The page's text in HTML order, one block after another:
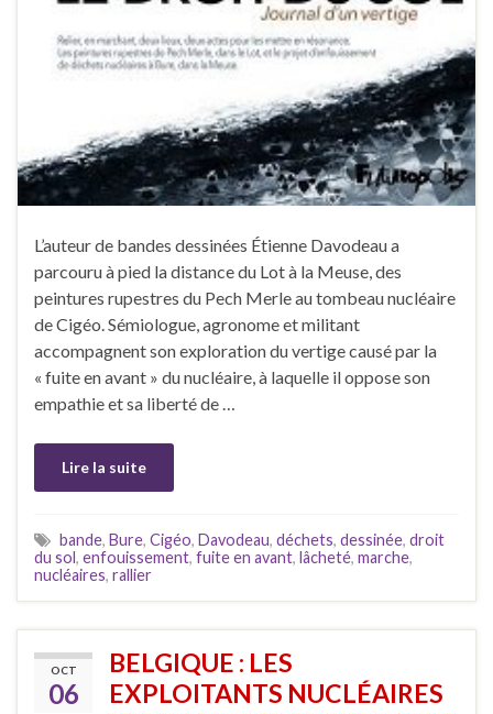
L’auteur de bandes dessinées Étienne Davodeau a
parcouru à pied la distance du Lot à la Meuse, des
peintures rupestres du Pech Merle au tombeau nucléaire
de Cigéo. Sémiologue, agronome et militant
accompagnent son exploration du vertige causé par la
« fuite en avant » du nucléaire, à laquelle il oppose son
empathie et sa liberté de …
Lire la suite
bande, Bure, Cigéo, Davodeau, déchets, dessinée, droit
du sol, enfouissement, fuite en avant, lâcheté, marche,
nucléaires, rallier
OCT
06
BELGIQUE : LES
EXPLOITANTS NUCLÉAIRES